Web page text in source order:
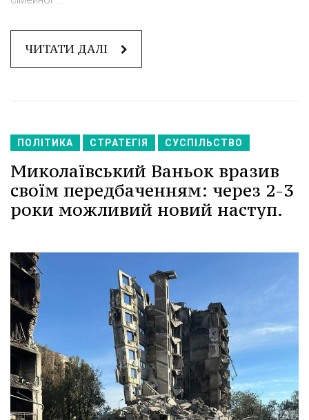
ЧИТАТИ ДАЛІ
ПОЛІТИКА СТРАТЕГІЯ СУСПІЛЬСТВО
Миколаївський Ваньок вразив
своїм передбаченням: через 2-3
роки можливий новий наступ.